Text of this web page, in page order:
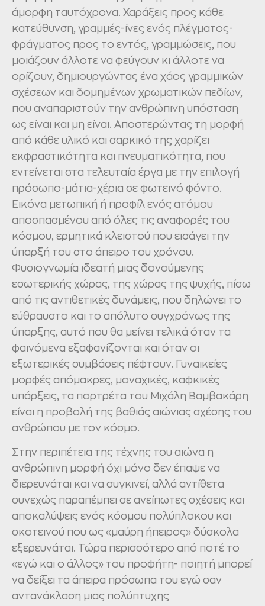
άμορφη ταυτόχρονα. Χαράξεις προς κάθε
κατεύθυνση, γραμμές-ίνες ενός πλέγματος-
φράγματος προς το εντός, γραμμώσεις, που
μοιάζουν άλλοτε να φεύγουν κι άλλοτε να
ορίζουν, δημιουργώντας ένα χάος γραμμικών
σχέσεων και δομημένων χρωματικών πεδίων,
που αναπαριστούν την ανθρώπινη υπόσταση
ως είναι και μη είναι. Αποστερώντας τη μορφή
από κάθε υλικό και σαρκικό της χαρίζει
εκφραστικότητα και πνευματικότητα, που
εντείνεται στα τελευταία έργα με την επιλογή
πρόσωπο-μάτια-χέρια σε φωτεινό φόντο.
Εικόνα μετωπική ή προφίλ ενός ατόμου
αποσπασμένου από όλες τις αναφορές του
κόσμου, ερμητικά κλειστού που εισάγει την
ύπαρξή του στο άπειρο του χρόνου.
Φυσιογνωμία ιδεατή μιας δονούμενης
εσωτερικής χώρας, της χώρας της ψυχής, πίσω
από τις αντιθετικές δυνάμεις, που δηλώνει το
εύθραυστο και το απόλυτο συγχρόνως της
ύπαρξης, αυτό που θα μείνει τελικά όταν τα
φαινόμενα εξαφανίζονται και όταν οι
εξωτερικές συμβάσεις πέφτουν. Γυναικείες
μορφές απόμακρες, μοναχικές, καφκικές
υπάρξεις, τα πορτρέτα του Μιχάλη Βαμβακάρη
είναι η προβολή της βαθιάς αιώνιας σχέσης του
ανθρώπου με τον κόσμο.
Στην περιπέτεια της τέχνης του αιώνα η
ανθρώπινη μορφή όχι μόνο δεν έπαψε να
διερευνάται και να συγκινεί, αλλά αντίθετα
συνεχώς παραπέμπει σε ανείπωτες σχέσεις και
αποκαλύψεις ενός κόσμου πολύπλοκου και
σκοτεινού που ως «μαύρη ήπειρος» δύσκολα
εξερευνάται. Τώρα περισσότερο από ποτέ το
«εγώ και ο άλλος» του προφήτη- ποιητή μπορεί
να δείξει τα άπειρα πρόσωπα του εγώ σαν
αντανάκλαση μιας πολύπτυχης